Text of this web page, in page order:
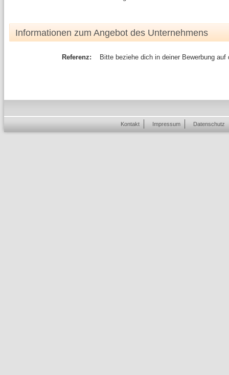
Informationen zum Angebot des Unternehmens
Referenz: Bitte beziehe dich in deiner Bewerbung auf
Kontakt Impressum Datenschutz